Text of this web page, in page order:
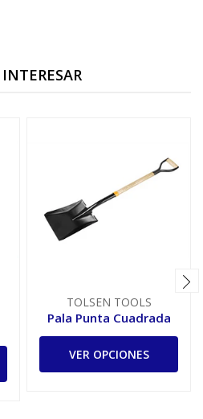
TOLSEN TOOLS
Pala Punta Cuadrada
VER OPCIONES